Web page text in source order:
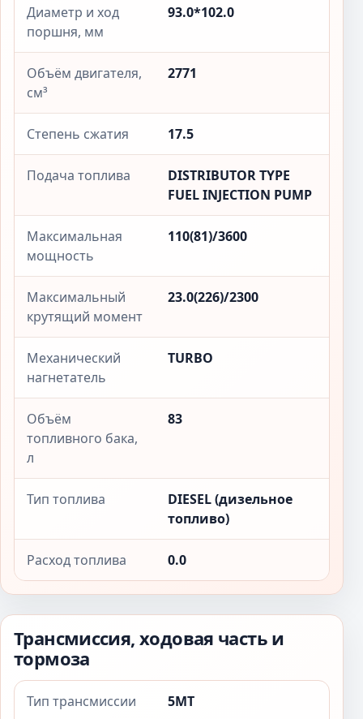
Диаметр и ход
поршня, мм
93.0*102.0
Объём двигателя,
см³
2771
Степень сжатия 17.5
Подача топлива
DISTRIBUTOR TYPE
FUEL INJECTION PUMP
Максимальная
мощность
110(81)/3600
Максимальный
крутящий момент
23.0(226)/2300
Механический
нагнетатель
TURBO
Объём
топливного бака,
л
83
Тип топлива
DIESEL (дизельное
топливо)
Расход топлива 0.0
Трансмиссия, ходовая часть и
тормоза
Тип трансмиссии 5MT